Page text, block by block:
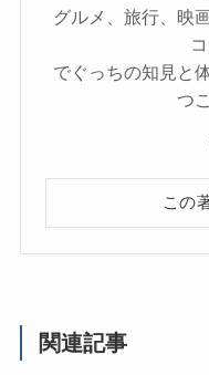
グルメ、旅行、映
でぐっちの知見と
つ
この
関連記事